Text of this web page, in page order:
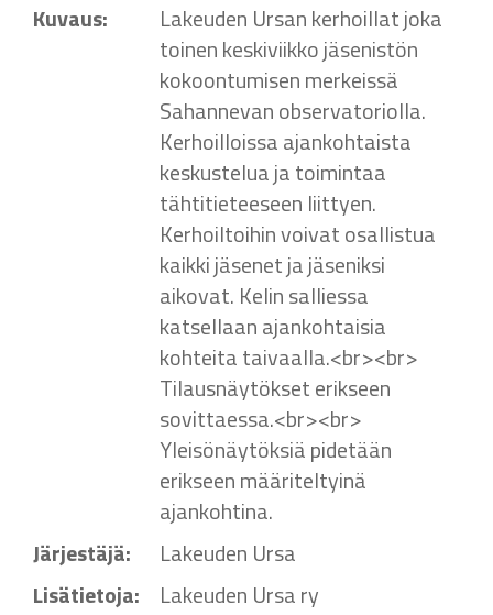
Kuvaus:
Lakeuden Ursan kerhoillat joka
toinen keskiviikko jäsenistön
kokoontumisen merkeissä
Sahannevan observatoriolla.
Kerhoilloissa ajankohtaista
keskustelua ja toimintaa
tähtitieteeseen liittyen.
Kerhoiltoihin voivat osallistua
kaikki jäsenet ja jäseniksi
aikovat. Kelin salliessa
katsellaan ajankohtaisia
kohteita taivaalla.<br><br>
Tilausnäytökset erikseen
sovittaessa.<br><br>
Yleisönäytöksiä pidetään
erikseen määriteltyinä
ajankohtina.
Järjestäjä:
Lakeuden Ursa
Lisätietoja:
Lakeuden Ursa ry